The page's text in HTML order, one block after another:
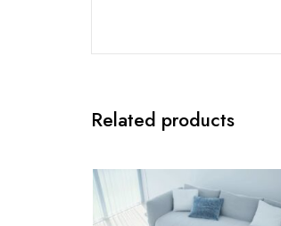
Related products